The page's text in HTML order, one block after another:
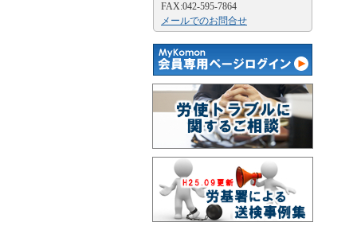
FAX:042-595-7864
メールでのお問合せ